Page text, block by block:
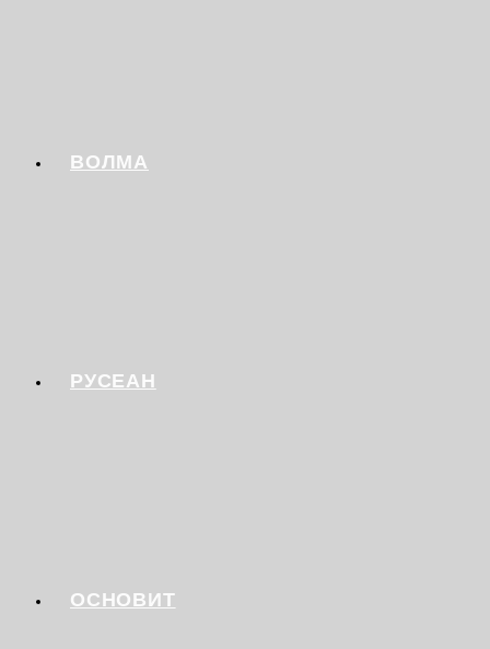
ВОЛМА
РУСЕАН
ОСНОВИТ